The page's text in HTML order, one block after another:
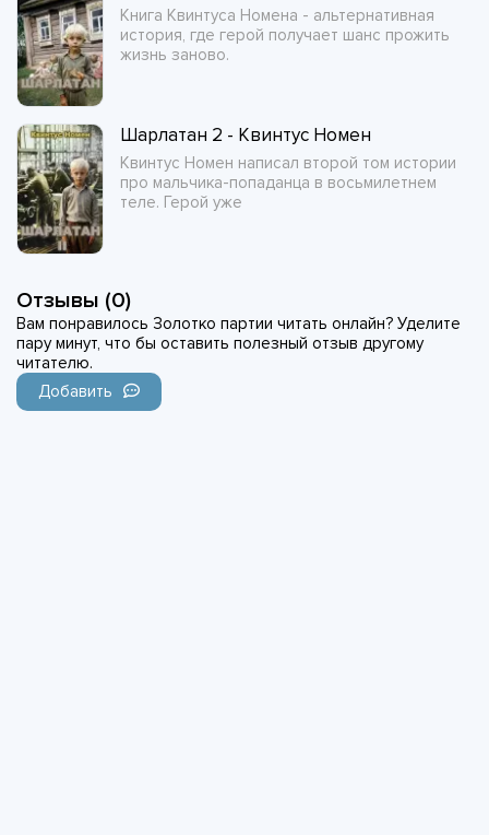
Книга Квинтуса Номена - альтернативная
история, где герой получает шанс прожить
жизнь заново.
Шарлатан 2 - Квинтус Номен
Квинтус Номен написал второй том истории
про мальчика-попаданца в восьмилетнем
теле. Герой уже
Отзывы (0)
Вам понравилось Золотко партии читать онлайн? Уделите
пару минут, что бы оставить полезный отзыв другому
читателю.
Добавить